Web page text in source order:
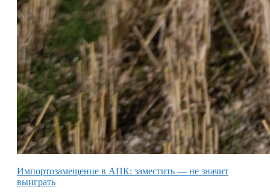
Импортозамещение в АПК: заместить — не значит
выиграть